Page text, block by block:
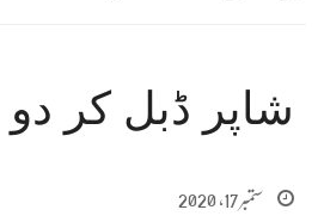
شاپر ڈبل کر دو
ستمبر 17, 2020